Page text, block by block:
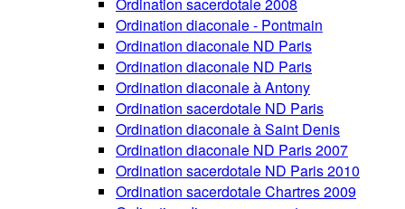
Ordination sacerdotale 2008
Ordination diaconale - Pontmain
Ordination diaconale ND Paris
Ordination diaconale ND Paris
Ordination diaconale à Antony
Ordination sacerdotale ND Paris
Ordination diaconale à Saint Denis
Ordination diaconale ND Paris 2007
Ordination sacerdotale ND Paris 2010
Ordination sacerdotale Chartres 2009